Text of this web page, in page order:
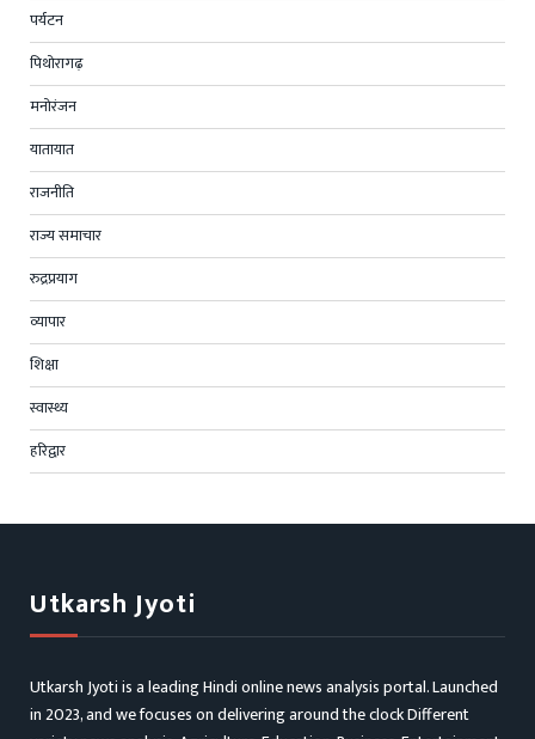
पर्यटन
पिथोरागढ़
मनोरंजन
यातायात
राजनीति
राज्य समाचार
रुद्रप्रयाग
व्यापार
शिक्षा
स्वास्थ्य
हरिद्वार
Utkarsh Jyoti
Utkarsh Jyoti is a leading Hindi online news analysis portal. Launched
in 2023, and we focuses on delivering around the clock Different